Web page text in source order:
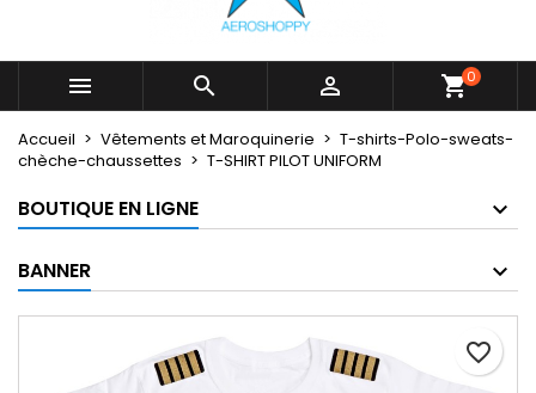
   shopping_cart0
Accueil Vêtements et Maroquinerie
T-shirts-Polo-sweats-
chèche-chaussettes
T-SHIRT PILOT UNIFORM
BOUTIQUE EN LIGNE
BANNER
favorite_border
Annuler